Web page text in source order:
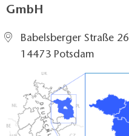
GmbH
Babelsberger Straße 26
14473 Potsdam